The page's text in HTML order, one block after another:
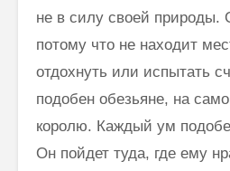
не в силу своей природы.
потому что не находит
отдохнуть или испытать
подобен обезьяне, на
королю. Каждый ум
Он пойдет туда, где ему